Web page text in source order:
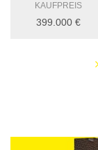
KAUFPREIS
399.000 €